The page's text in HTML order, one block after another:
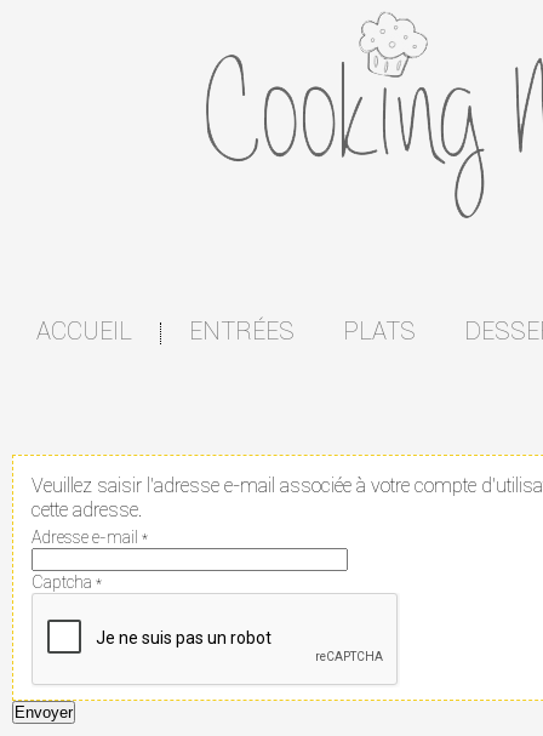
ACCUEIL ENTRÉES PLATS
Veuillez saisir l'adresse e-mail associée à votre compte
cette adresse.
Adresse e-mail *
Captcha *
Envoyer